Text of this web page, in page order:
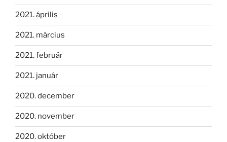
2021. április
2021. március
2021. február
2021. január
2020. december
2020. november
2020. október